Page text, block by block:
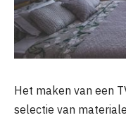
Het maken van een
selectie van